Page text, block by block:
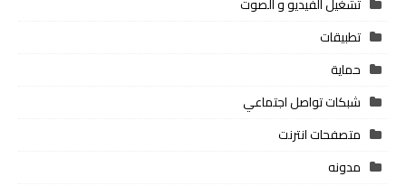
تطبيقات
حماية
شبكات تواصل اجتماعي
متصفحات انترنت
مدونه